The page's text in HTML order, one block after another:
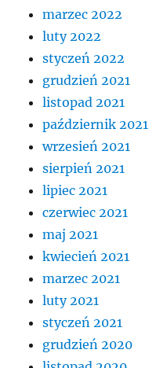
marzec 2022
luty 2022
styczeń 2022
grudzień 2021
listopad 2021
październik 2021
wrzesień 2021
sierpień 2021
lipiec 2021
czerwiec 2021
maj 2021
kwiecień 2021
marzec 2021
luty 2021
styczeń 2021
grudzień 2020